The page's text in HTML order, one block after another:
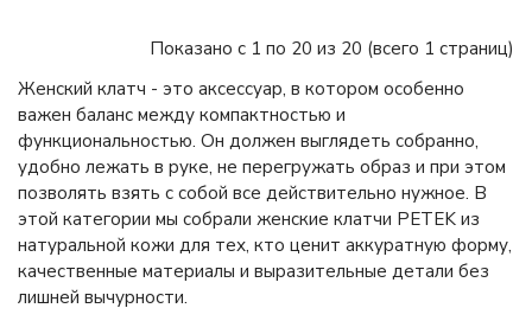
Показано с 1 по 20 из 20 (всего 1 страниц)
Женский клатч - это аксессуар, в котором особенно
важен баланс между компактностью и
функциональностью. Он должен выглядеть собранно,
удобно лежать в руке, не перегружать образ и при этом
позволять взять с собой все действительно нужное. В
этой категории мы собрали женские клатчи PETEK из
натуральной кожи для тех, кто ценит аккуратную форму,
качественные материалы и выразительные детали без
лишней вычурности.